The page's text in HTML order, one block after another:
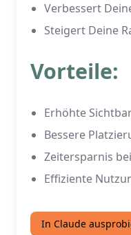
Verbessert
Steigert Deine
Vorteile:
Erhöhte
Bessere
Zeitersparnis
Effiziente
In Claude